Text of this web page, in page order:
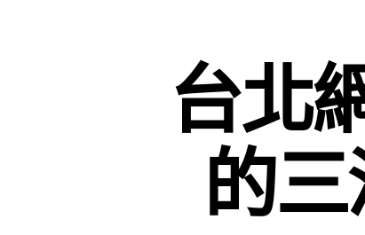
台北
的